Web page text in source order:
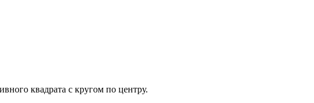
квадрата с кругом по центру.